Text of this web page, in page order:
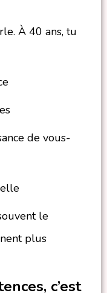
À 40 ans, tu
de vous-
le
plus
c’est